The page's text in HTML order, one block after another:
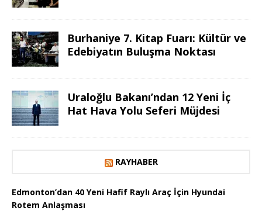
Burhaniye 7. Kitap Fuarı: Kültür ve
Edebiyatın Buluşma Noktası
Uraloğlu Bakanı’ndan 12 Yeni İç
Hat Hava Yolu Seferi Müjdesi
RAYHABER
Edmonton’dan 40 Yeni Hafif Raylı Araç İçin Hyundai
Rotem Anlaşması